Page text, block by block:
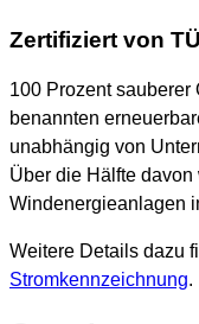
Zertifiziert von
100 Prozent sauberer
benannten
unabhängig von
Über die Hälfte
Windenergieanlagen
Weitere Details dazu
Stromkennzeichnung.